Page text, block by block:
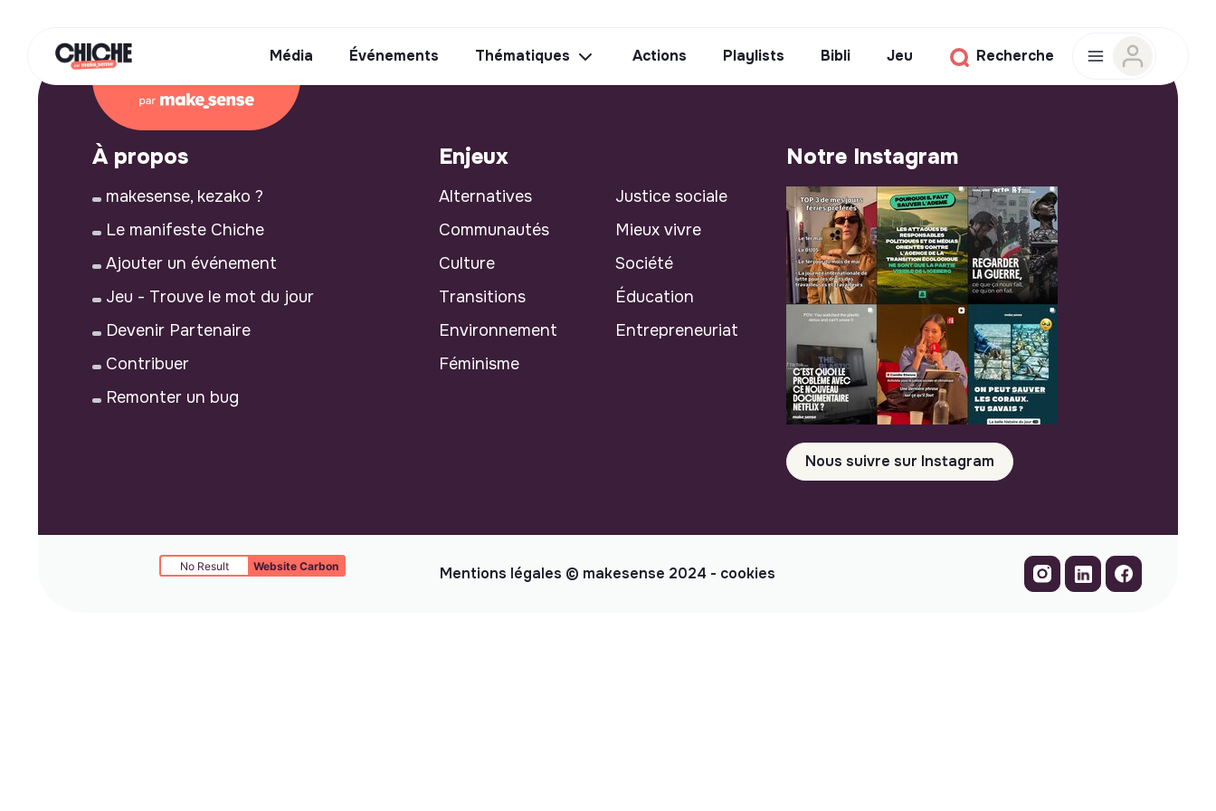
Média Événements Thématiques Actions Playlists Bibli Jeu Recherche
À propos
makesense, kezako ?
Le manifeste Chiche
Ajouter un événement
Jeu - Trouve le mot du jour
Devenir Partenaire
Contribuer
Remonter un bug
Enjeux
Alternatives
Communautés
Culture
Transitions
Environnement
Féminisme
Justice sociale
Mieux vivre
Société
Éducation
Entrepreneuriat
Notre Instagram
Nous suivre sur Instagram
No Result Website Carbon Mentions légales © makesense 2024 - cookies